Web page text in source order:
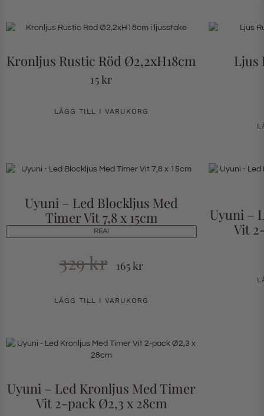
Kronljus Rustic Röd Ø2,2xH18cm
15kr
LÄGG TILL I VARUKORG
Ljus
Uyuni – Led Blockljus Med
Timer Vit 7,8 x 15cm
REA!
329kr 165kr
LÄGG TILL I VARUKORG
Uyuni –
Vit
Uyuni – Led Kronljus Med Timer
Vit 2-pack Ø2,3 x 28cm